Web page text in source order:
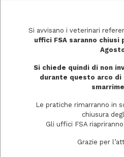
Si avvisano i veterinari
uffici FSA saranno chiusi
Si chiede quindi di non
durante questo arco
Le pratiche rimarranno in
chiusura
Gli uffici FSA
Grazie per